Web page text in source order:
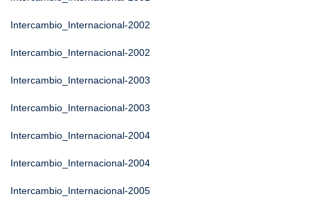
Intercambio_Internacional-2002
Intercambio_Internacional-2002
Intercambio_Internacional-2003
Intercambio_Internacional-2003
Intercambio_Internacional-2004
Intercambio_Internacional-2004
Intercambio_Internacional-2005